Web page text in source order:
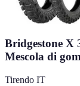
Bridgestone X
Mescola di
Tirendo IT